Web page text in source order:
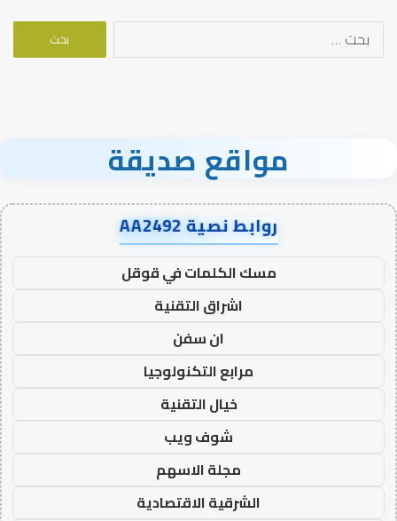
البحث
مواقع صديقة
روابط نصية AA2492
مسك الكلمات في قوقل
اشراق التقنية
ان سفن
مرابع التكنولوجيا
خيال التقنية
شوف ويب
مجلة الاسهم
الشرقية الاقتصادية